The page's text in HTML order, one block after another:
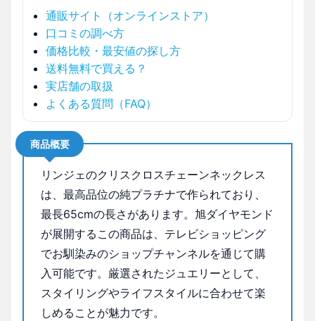
通販サイト（オンラインストア）
口コミの調べ方
価格比較・最安値の探し方
送料無料で買える？
実店舗の取扱
よくある質問（FAQ）
商品概要
リンジェのクリスクロスチェーンネックレス
は、最高品位の純プラチナで作られており、
最長65cmの長さがあります。旭ダイヤモンド
が展開するこの商品は、テレビショッピング
でお馴染みのショップチャンネルを通じて購
入可能です。厳選されたジュエリーとして、
スタイリングやライフスタイルに合わせて楽
しめることが魅力です。